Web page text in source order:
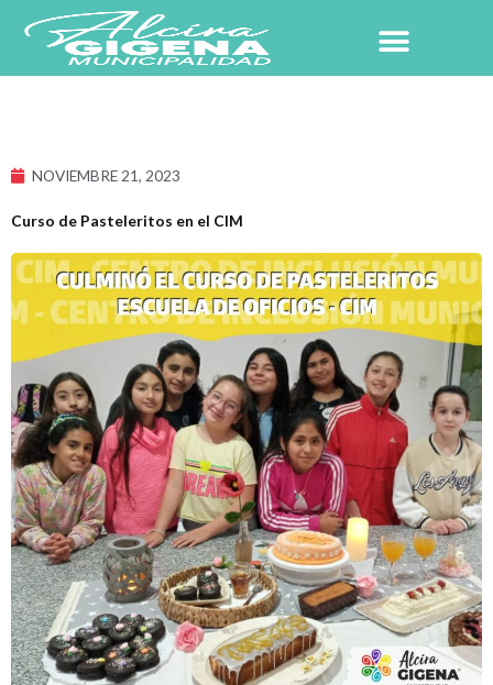
contenido
NOVIEMBRE 21, 2023
Curso de Pasteleritos en el CIM